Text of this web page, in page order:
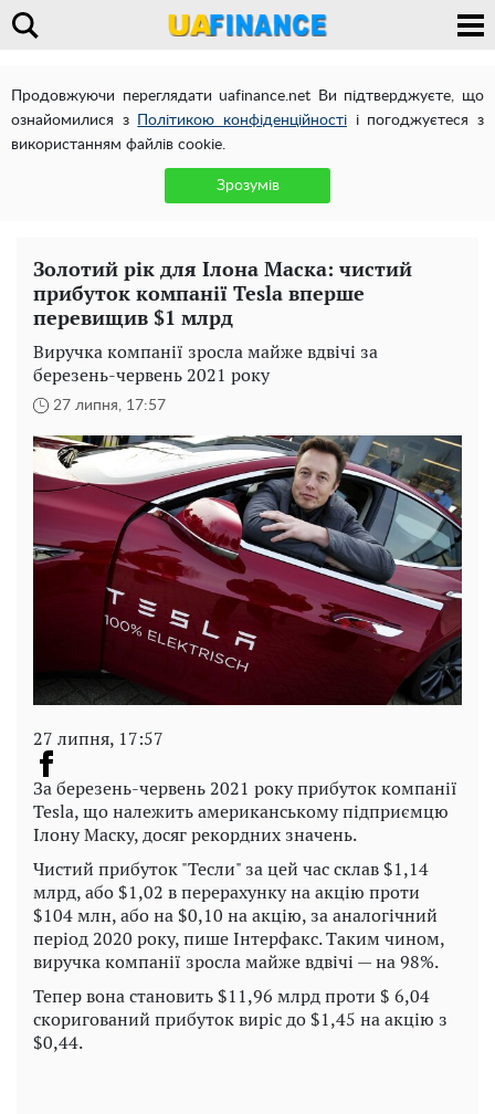
Продовжуючи переглядати uafinance.net Ви підтверджуєте, що
ознайомилися з
Політикою конфіденційності і погоджуєтеся з
використанням файлів cookie.
Зрозумів
Золотий рік для Ілона Маска: чистий
прибуток компанії Tesla вперше
перевищив $1 млрд
Виручка компанії зросла майже вдвічі за
березень-червень 2021 року
27 липня, 17:57
27 липня, 17:57
За березень-червень 2021 року прибуток компанії
Tesla, що належить американському підприємцю
Ілону Маску, досяг рекордних значень.
Чистий прибуток "Тесли" за цей час склав $1,14
млрд, або $1,02 в перерахунку на акцію проти
$104 млн, або на $0,10 на акцію, за аналогічний
період 2020 року, пише Інтерфакс. Таким чином,
виручка компанії зросла майже вдвічі — на 98%.
Тепер вона становить $11,96 млрд проти $ 6,04
скоригований прибуток виріс до $1,45 на акцію з
$0,44.